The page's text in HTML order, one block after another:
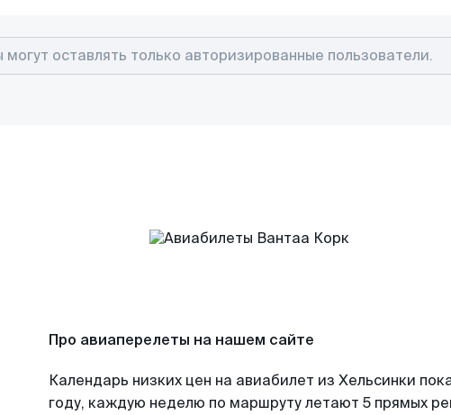
Про авиаперелеты на нашем сайте
Календарь низких цен на авиабилет из Хельсинки
году, каждую неделю по маршруту летают 5 прямых